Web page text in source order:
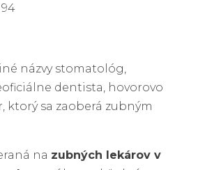
94
názvy stomatológ,
dentista, hovorovo
ktorý sa zaoberá zubným
na zubných lekárov v